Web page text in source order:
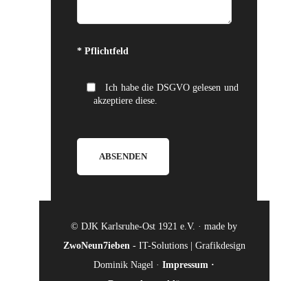
Bitte lasse dieses Feld leer.
* Pflichtfeld
Ich habe die DSGVO gelesen und
akzeptiere diese.
© DJK Karlsruhe-Ost 1921 e.V. · made by
ZwoNeun7ieben - IT-Solutions | Grafikdesign
Dominik Nagel · Impressum ·